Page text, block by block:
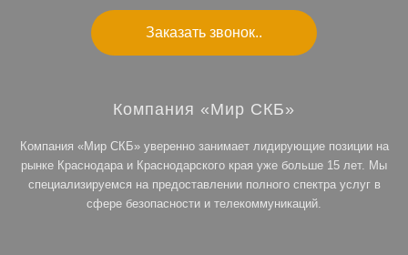
Заказать звонок..
Компания «Мир СКБ»
Компания «Мир СКБ» уверенно занимает лидирующие позиции на
рынке Краснодара и Краснодарского края уже больше 15 лет. Мы
специализируемся на предоставлении полного спектра услуг в
сфере безопасности и телекоммуникаций.